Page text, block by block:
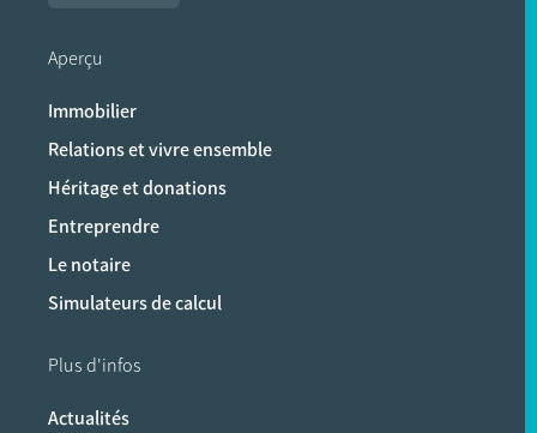
Aperçu
Immobilier
Relations et vivre ensemble
Héritage et donations
Entreprendre
Le notaire
Simulateurs de calcul
Plus d'infos
Actualités